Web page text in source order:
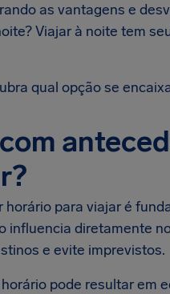
as vantagens e
Viajar à noite tem
qual opção se
para viajar é
influencia diretamente
e evite imprevistos.
pode resultar em